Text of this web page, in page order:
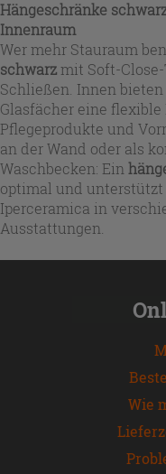
Hängeschränke
Innenraum
Wer mehr Stauraum
schwarzmit Soft-
Schließen. Innen
Glasfächer eine
Pflegeprodukte und
an der Wand oder als
Waschbecken: Ein
optimal und unterstützt
Iperceramica in
Ausstattungen.
Wie